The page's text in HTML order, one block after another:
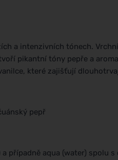
a intenzivních tónech.
pikantní tóny pepře a
které zajišťují
pepř
případně aqua (water) spolu